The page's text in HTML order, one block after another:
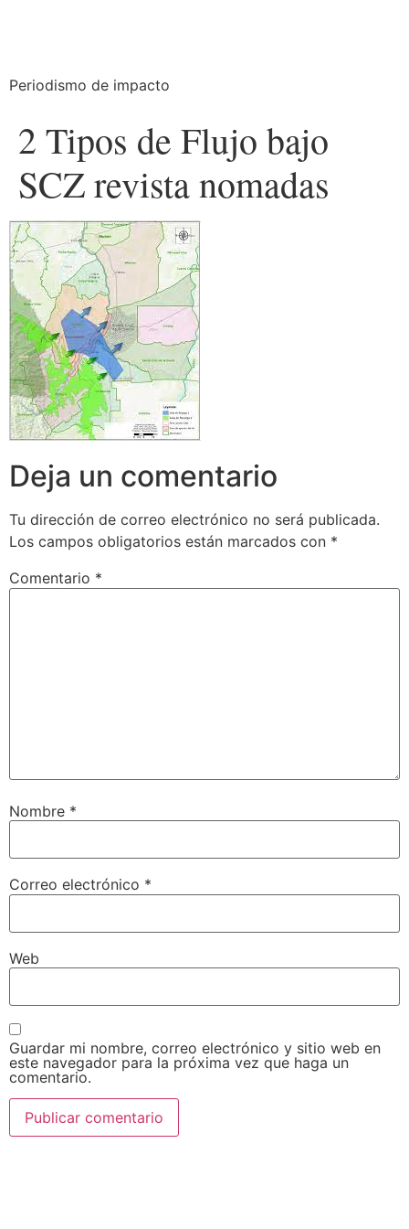
Periodismo de impacto
2 Tipos de Flujo bajo
SCZ revista nomadas
Deja un comentario
Tu dirección de correo electrónico no será publicada.
Los campos obligatorios están marcados con *
Comentario *
Nombre *
Correo electrónico *
Web
Guardar mi nombre, correo electrónico y sitio web en
este navegador para la próxima vez que haga un
comentario.